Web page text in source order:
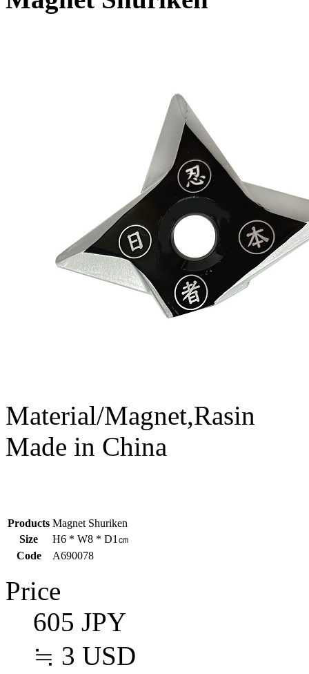
Material/Magnet,Rasin
Made in China
Products Magnet Shuriken
Size
H6 * W8 * D1㎝
Code
A690078
Price
605 JPY
≒ 3 USD